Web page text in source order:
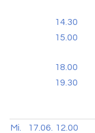
14.30
15.00
18.00
19.30
Mi.
17.06. 12.00